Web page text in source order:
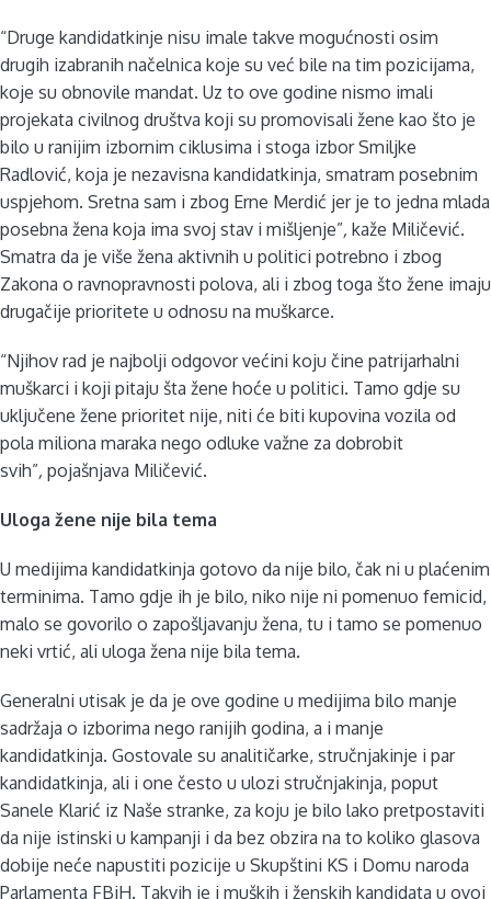
“Druge kandidatkinje nisu imale takve mogućnosti osim
drugih izabranih načelnica koje su već bile na tim pozicijama,
koje su obnovile mandat. Uz to ove godine nismo imali
projekata civilnog društva koji su promovisali žene kao što je
bilo u ranijim izbornim ciklusima i stoga izbor Smiljke
Radlović, koja je nezavisna kandidatkinja, smatram posebnim
uspjehom. Sretna sam i zbog Erne Merdić jer je to jedna mlada
posebna žena koja ima svoj stav i mišljenje”, kaže Miličević.
Smatra da je više žena aktivnih u politici potrebno i zbog
Zakona o ravnopravnosti polova, ali i zbog toga što žene imaju
drugačije prioritete u odnosu na muškarce.
“Njihov rad je najbolji odgovor većini koju čine patrijarhalni
muškarci i koji pitaju šta žene hoće u politici. Tamo gdje su
uključene žene prioritet nije, niti će biti kupovina vozila od
pola miliona maraka nego odluke važne za dobrobit
svih”, pojašnjava Miličević.
Uloga žene nije bila tema
U medijima kandidatkinja gotovo da nije bilo, čak ni u plaćenim
terminima. Tamo gdje ih je bilo, niko nije ni pomenuo femicid,
malo se govorilo o zapošljavanju žena, tu i tamo se pomenuo
neki vrtić, ali uloga žena nije bila tema.
Generalni utisak je da je ove godine u medijima bilo manje
sadržaja o izborima nego ranijih godina, a i manje
kandidatkinja. Gostovale su analitičarke, stručnjakinje i par
kandidatkinja, ali i one često u ulozi stručnjakinja, poput
Sanele Klarić iz Naše stranke, za koju je bilo lako pretpostaviti
da nije istinski u kampanji i da bez obzira na to koliko glasova
dobije neće napustiti pozicije u Skupštini KS i Domu naroda
Parlamenta FBiH. Takvih je i muških i ženskih kandidata u ovoj